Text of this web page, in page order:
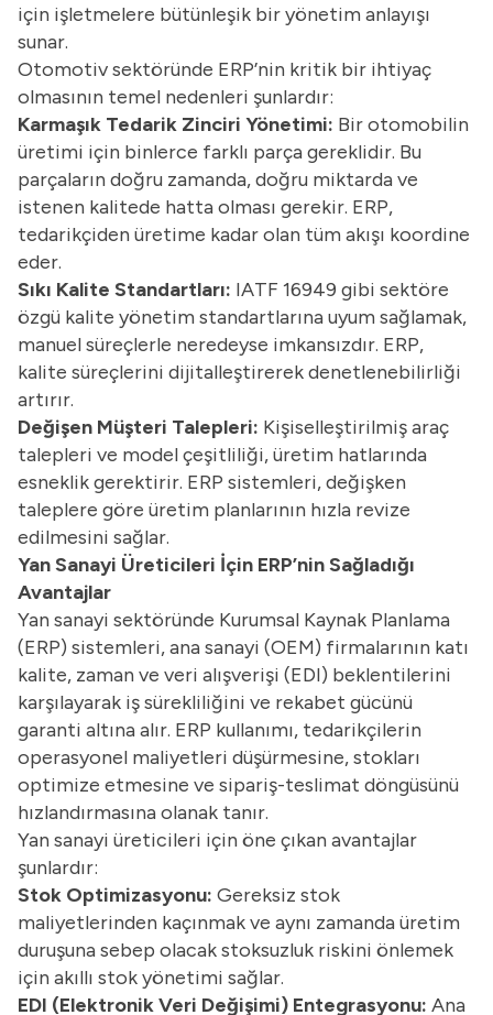
için işletmelere bütünleşik bir yönetim anlayışı
sunar.
Otomotiv sektöründe ERP’nin kritik bir ihtiyaç
olmasının temel nedenleri şunlardır:
Karmaşık Tedarik Zinciri Yönetimi: Bir otomobilin
üretimi için binlerce farklı parça gereklidir. Bu
parçaların doğru zamanda, doğru miktarda ve
istenen kalitede hatta olması gerekir. ERP,
tedarikçiden üretime kadar olan tüm akışı koordine
eder.
Sıkı Kalite Standartları: IATF 16949 gibi sektöre
özgü kalite yönetim standartlarına uyum sağlamak,
manuel süreçlerle neredeyse imkansızdır. ERP,
kalite süreçlerini dijitalleştirerek denetlenebilirliği
artırır.
Değişen Müşteri Talepleri: Kişiselleştirilmiş araç
talepleri ve model çeşitliliği, üretim hatlarında
esneklik gerektirir. ERP sistemleri, değişken
taleplere göre üretim planlarının hızla revize
edilmesini sağlar.
Yan Sanayi Üreticileri İçin ERP’nin Sağladığı
Avantajlar
Yan sanayi sektöründe Kurumsal Kaynak Planlama
(ERP) sistemleri, ana sanayi (OEM) firmalarının katı
kalite, zaman ve veri alışverişi (EDI) beklentilerini
karşılayarak iş sürekliliğini ve rekabet gücünü
garanti altına alır. ERP kullanımı, tedarikçilerin
operasyonel maliyetleri düşürmesine, stokları
optimize etmesine ve sipariş-teslimat döngüsünü
hızlandırmasına olanak tanır.
Yan sanayi üreticileri için öne çıkan avantajlar
şunlardır:
Stok Optimizasyonu: Gereksiz stok
maliyetlerinden kaçınmak ve aynı zamanda üretim
duruşuna sebep olacak stoksuzluk riskini önlemek
için akıllı stok yönetimi sağlar.
EDI (Elektronik Veri Değişimi) Entegrasyonu: Ana